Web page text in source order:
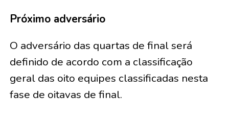
Próximo adversário
O adversário das quartas de final será
definido de acordo com a classificação
geral das oito equipes classificadas nesta
fase de oitavas de final.